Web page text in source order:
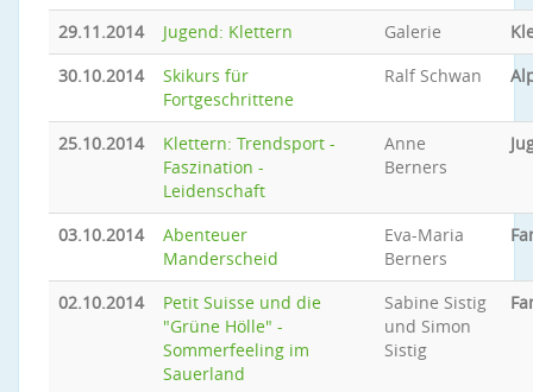
29.11.2014 Jugend: Klettern Galerie
30.10.2014
Skikurs für
Fortgeschrittene
Ralf Schwan
25.10.2014
Klettern: Trendsport -
Faszination -
Leidenschaft
Anne
Berners
03.10.2014
Abenteuer
Manderscheid
Eva-Maria
Berners
02.10.2014
Petit Suisse und die
"Grüne Hölle" -
Sommerfeeling im
Sauerland
Sabine Sistig
und Simon
Sistig